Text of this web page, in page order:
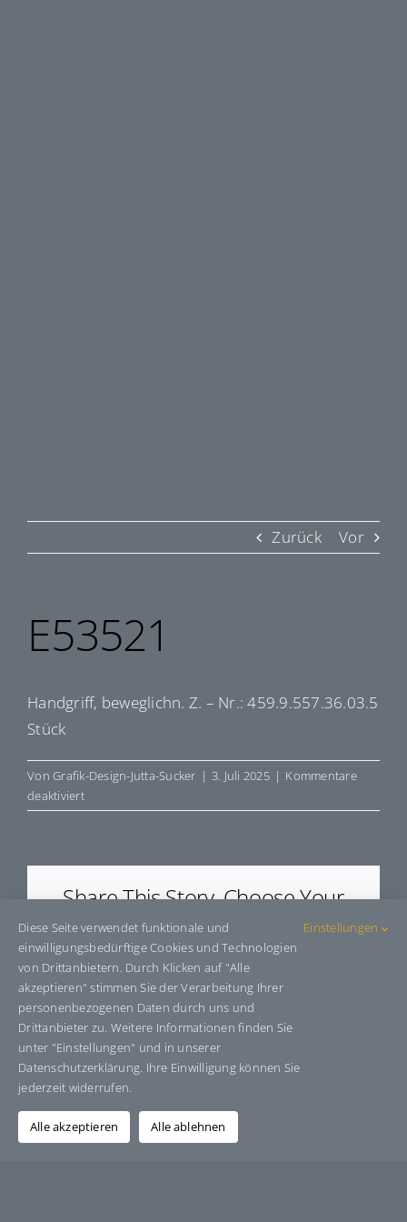
Zurück Vor
E53521
Handgriff, beweglichn. Z. – Nr.: 459.9.557.36.03.5
Stück
VonGrafik-Design-Jutta-Sucker | 3. Juli 2025 | Kommentare
deaktiviertfür
E53521
Share This Story, Choose Your
Platform!
Facebook Bluesky WhatsAppTelegram
E-
Mail
Über den Autor: Grafik-Design-Jutta-Sucker
Diese Seite verwendet funktionale und
einwilligungsbedürftige Cookies und Technologien
von Drittanbietern. Durch Klicken auf "Alle
akzeptieren" stimmen Sie der Verarbeitung Ihrer
personenbezogenen Daten durch uns und
Drittanbieter zu. Weitere Informationen finden Sie
unter "Einstellungen" und in unserer
Datenschutzerklärung. Ihre Einwilligung können Sie
jederzeit widerrufen.
Einstellungen
Alle akzeptieren Alle ablehnen